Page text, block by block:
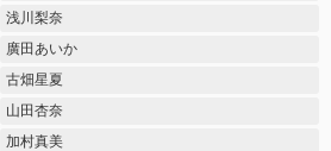
浅川梨奈
廣田あいか
古畑星夏
山田杏奈
加村真美